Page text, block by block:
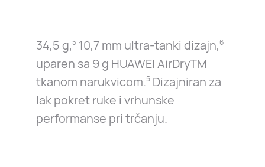
34,5 g,510,7 mm ultra-tanki dizajn,6
uparen sa 9 g HUAWEI AirDryTM
tkanom narukvicom.5Dizajniran za
lak pokret ruke i vrhunske
performanse pri trčanju.